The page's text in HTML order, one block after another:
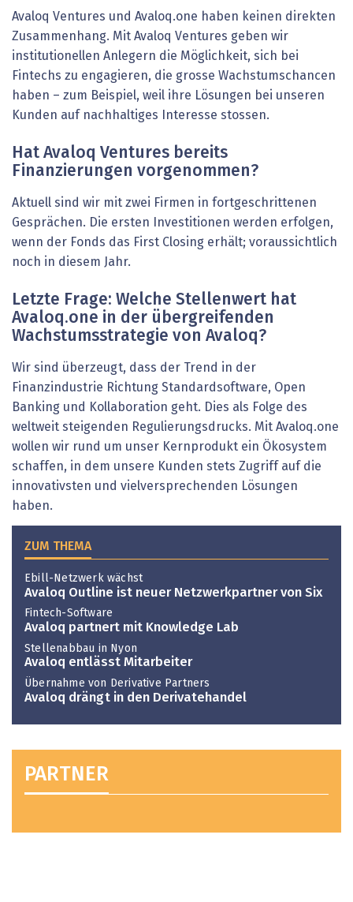
Avaloq Ventures und Avaloq.one haben keinen direkten
Zusammenhang. Mit Avaloq Ventures geben wir
institutionellen Anlegern die Möglichkeit, sich bei
Fintechs zu engagieren, die grosse Wachstumschancen
haben – zum Beispiel, weil ihre Lösungen bei unseren
Kunden auf nachhaltiges Interesse stossen.
Hat Avaloq Ventures bereits
Finanzierungen vorgenommen?
Aktuell sind wir mit zwei Firmen in fortgeschrittenen
Gesprächen. Die ersten Investitionen werden erfolgen,
wenn der Fonds das First Closing erhält; voraussichtlich
noch in diesem Jahr.
Letzte Frage: Welche Stellenwert hat
Avaloq.one in der übergreifenden
Wachstumsstrategie von Avaloq?
Wir sind überzeugt, dass der Trend in der
Finanzindustrie Richtung Standardsoftware, Open
Banking und Kollaboration geht. Dies als Folge des
weltweit steigenden Regulierungsdrucks. Mit Avaloq.one
wollen wir rund um unser Kernprodukt ein Ökosystem
schaffen, in dem unsere Kunden stets Zugriff auf die
innovativsten und vielversprechenden Lösungen
haben.
ZUM THEMA
Ebill-Netzwerk wächst
Avaloq Outline ist neuer Netzwerkpartner von Six
Fintech-Software
Avaloq partnert mit Knowledge Lab
Stellenabbau in Nyon
Avaloq entlässt Mitarbeiter
Übernahme von Derivative Partners
Avaloq drängt in den Derivatehandel
PARTNER